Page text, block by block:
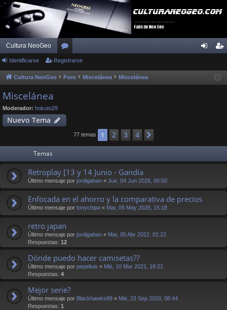
Cultura NeoGeo
or
os ist
Identificarse Registrarse
Cultura NeoGeo Foro Miscelánea Miscelánea
Miscelánea
Moderador: hokuto29
Nuevo Tema
77 temas 1 2 3 4
Temas
Retroplay [13 y 14 Junio - Gandía
Último mensaje por jordigahan « Jue, 04 Jun 2026, 00:50
Enfocada en el ahorro y la comparativa de precios
Último mensaje por tonychipa « Mar, 05 May 2026, 15:18
retro japan
Último mensaje por jordigahan « Mar, 05 Abr 2022, 01:22
Respuestas: 12
Dónde puedo hacer camisetas??
Último mensaje por pepelluis « Mié, 10 Mar 2021, 18:21
Respuestas: 4
Mejor serie?
Último mensaje por Blackhawks88 « Mié, 23 Sep 2020, 08:44
Respuestas: 1